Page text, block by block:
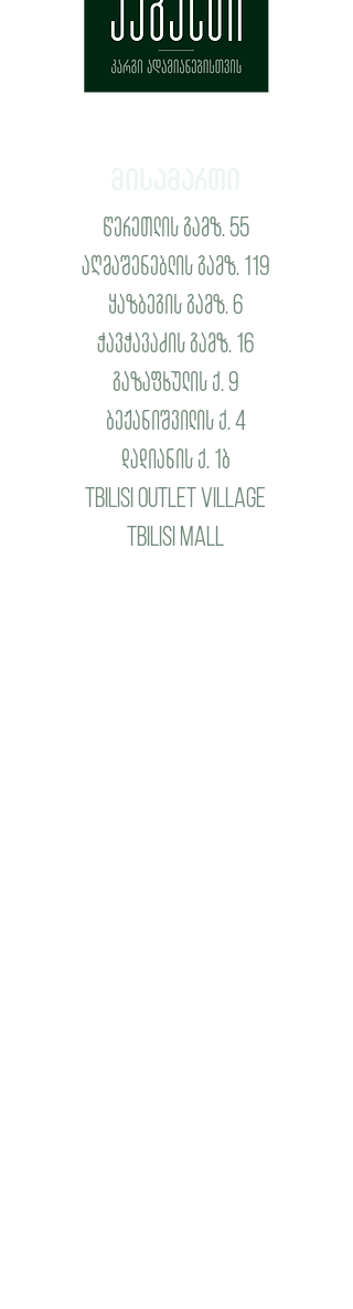
წერეთლის გამზ. 55
აღმაშენებლის გამზ. 119
ყაზბეგის გამზ. 6
ჭავჭავაძის გამზ. 16
გაზაფხულის ქ. 9
ბეჟანიშვილის ქ. 4
დადიანის ქ. 1ბ
Tbilisi Outlet Village
Tbilisi Mall